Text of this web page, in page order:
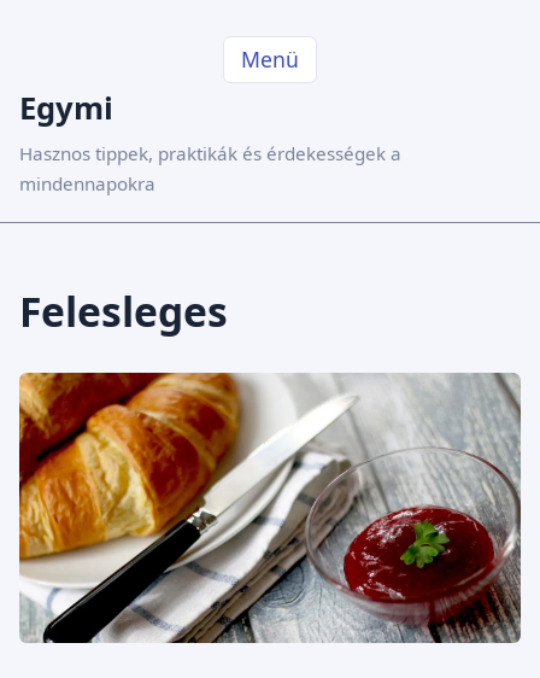
Menü
Egymi
Hasznos tippek, praktikák és érdekességek a
mindennapokra
Felesleges